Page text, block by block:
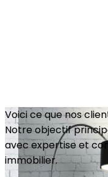
Voici ce que nos
Notre objectif
avec expertise et
immobilier.